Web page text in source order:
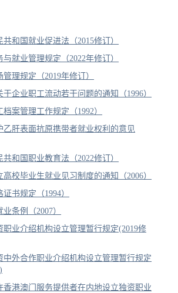
共和国就业促进法（2015修订）
与就业管理规定（2022年修订）
管理规定（2019年修订）
于企业职工流动若干问题的通知（1996）
档案管理工作规定（1992）
乙肝表面抗原携带者就业权利的意见
共和国职业教育法（2022修订）
高校毕业生就业见习制度的通知（2006）
书规定（1994）
条例（2007）
职业介绍机构设立管理暂行规定(2019修
中外合作职业介绍机构设立管理暂行规定
香港澳门服务提供者在内地设立独资职业